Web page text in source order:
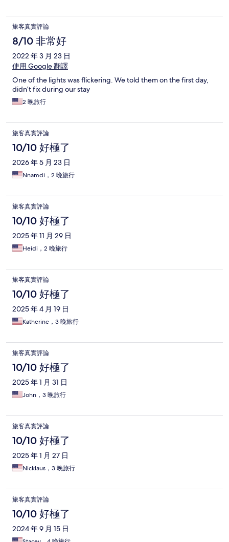
旅客真實評論
8/10 非常好
2022 年 3 月 23 日
使用 Google 翻譯
One of the lights was flickering. We told them on the first day,
didn’t fix during our stay
2 晚旅行
旅客真實評論
10/10 好極了
2026 年 5 月 23 日
Nnamdi，2 晚旅行
旅客真實評論
10/10 好極了
2025 年 11 月 29 日
Heidi，2 晚旅行
旅客真實評論
10/10 好極了
2025 年 4 月 19 日
Katherine，3 晚旅行
旅客真實評論
10/10 好極了
2025 年 1 月 31 日
John，3 晚旅行
旅客真實評論
10/10 好極了
2025 年 1 月 27 日
Nicklaus，3 晚旅行
旅客真實評論
10/10 好極了
2024 年 9 月 15 日